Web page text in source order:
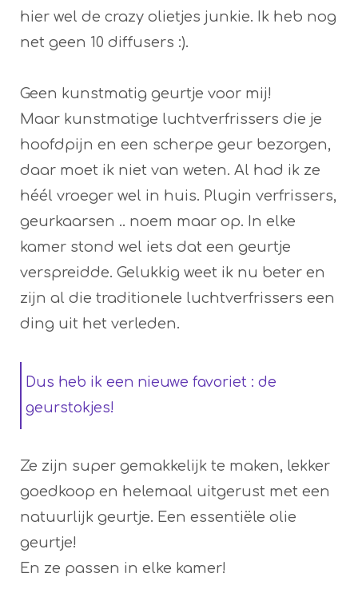
hier wel de crazy olietjes junkie. Ik heb nog
net geen 10 diffusers :).
Geen kunstmatig geurtje voor mij!
Maar kunstmatige luchtverfrissers die je
hoofdpijn en een scherpe geur bezorgen,
daar moet ik niet van weten. Al had ik ze
héél vroeger wel in huis. Plugin verfrissers,
geurkaarsen .. noem maar op. In elke
kamer stond wel iets dat een geurtje
verspreidde. Gelukkig weet ik nu beter en
zijn al die traditionele luchtverfrissers een
ding uit het verleden.
Dus heb ik een nieuwe favoriet : de
geurstokjes!
Ze zijn super gemakkelijk te maken, lekker
goedkoop en helemaal uitgerust met een
natuurlijk geurtje. Een essentiële olie
geurtje!
En ze passen in elke kamer!